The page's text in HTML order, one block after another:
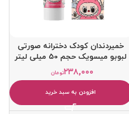
خمیردندان کودک دخترانه صورتی
لبوبو میسویک حجم 50 میلی لیتر
تومان۲۳۸,۰۰۰
افزودن به سبد خرید